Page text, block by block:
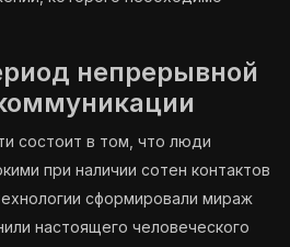
непрерывной
состоит в том, что люди
при наличии сотен контактов
сформировали мираж
настоящего человеческого